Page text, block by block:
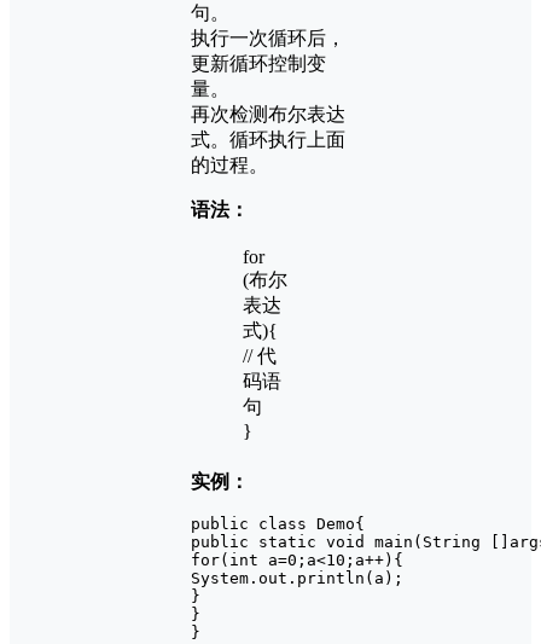
句。
执行一次循环后，
更新循环控制变
量。
再次检测布尔表达
式。循环执行上面
的过程。
语法：
for
(布尔
表达
式){
// 代
码语
句
}
实例：
public class Demo{
public static void main(String
for(int a=0;a<10;a++){
System.out.println(a);
}
}
}